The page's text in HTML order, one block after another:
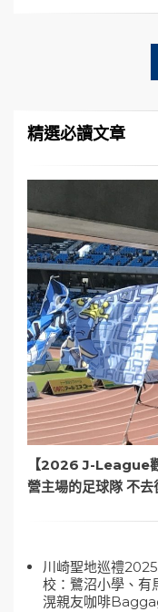
頁精選必讀文章
【2026 J-League
營主場的足球隊 不去
川崎聖地巡禮
校：鷺沼小學、有
滉親友咖啡